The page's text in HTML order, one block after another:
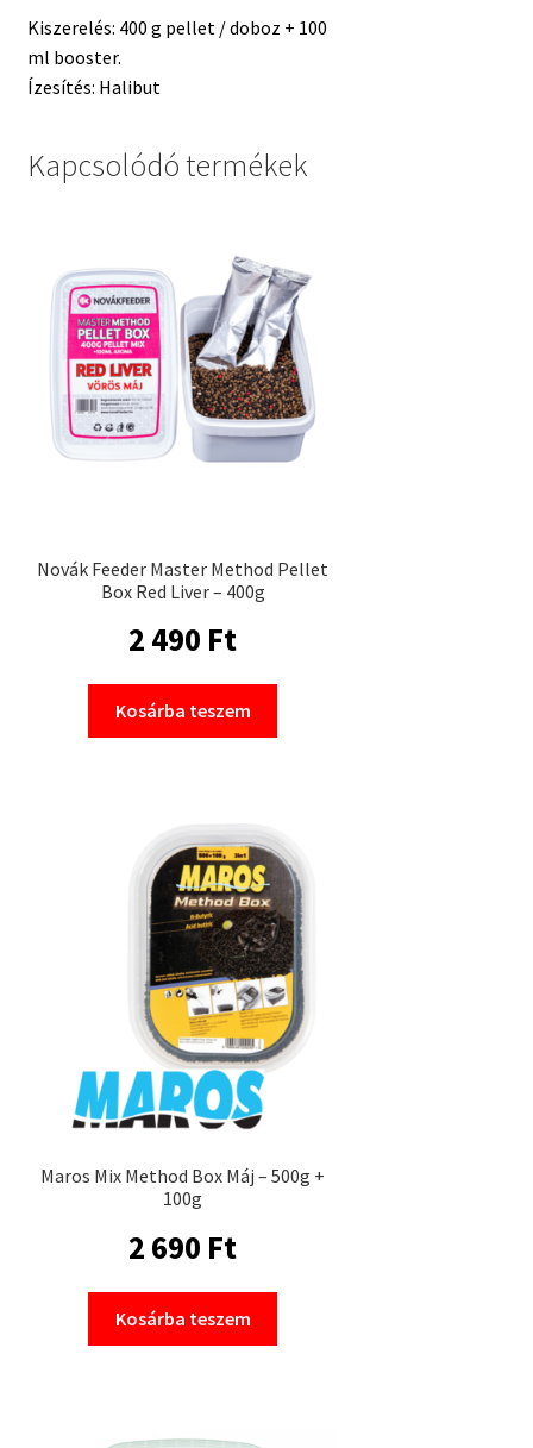
Kiszerelés: 400 g pellet / doboz + 100
ml booster.
Ízesítés: Halibut
Kapcsolódó termékek
Novák Feeder Master Method Pellet
Box Red Liver – 400g
2 490 Ft
Kosárba teszem
Maros Mix Method Box Máj – 500g +
100g
2 690 Ft
Kosárba teszem